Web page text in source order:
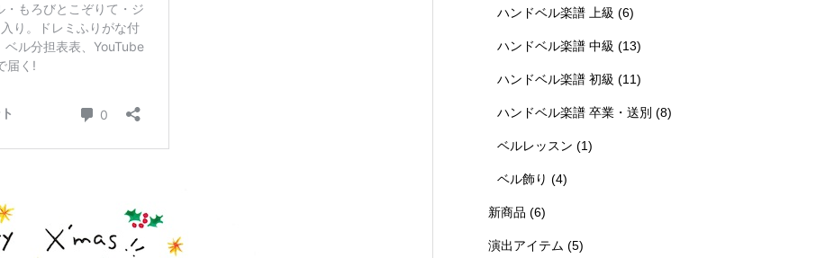
ハンドベル楽譜 上級 (6)
ハンドベル楽譜 中級 (13)
ハンドベル楽譜 初級 (11)
ハンドベル楽譜 卒業・送別 (8)
ベルレッスン (1)
ベル飾り (4)
新商品 (6)
演出アイテム (5)